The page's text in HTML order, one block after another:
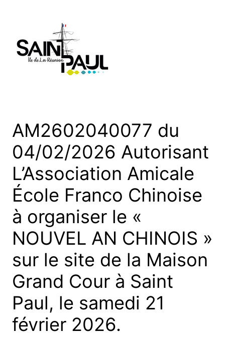
AM2602040077 du
04/02/2026 Autorisant
L’Association Amicale
École Franco Chinoise
à organiser le «
NOUVEL AN CHINOIS »
sur le site de la Maison
Grand Cour à Saint
Paul, le samedi 21
février 2026.